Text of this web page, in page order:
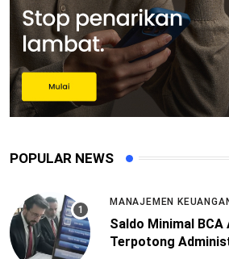
POPULAR NEWS
MANAJEMEN
Saldo Minimal
Terpotong